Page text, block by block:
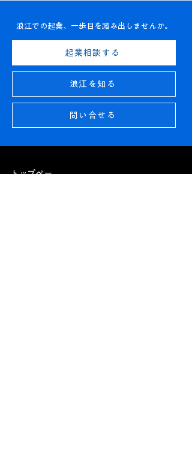
シンカのマルシェ<朝市>
開催のおしらせ｜ 8月22
日(土) 7時～10時
浪江での起業、一歩目を踏み出しませんか。
起業相談する
浪江を知る
問い合せる
トップペー